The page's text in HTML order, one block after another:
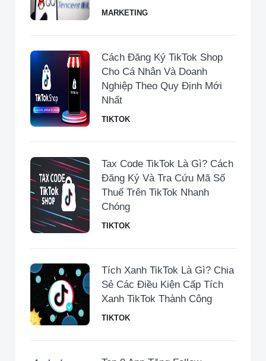
MARKETING
Cách Đăng Ký TikTok Shop
Cho Cá Nhân Và Doanh
Nghiệp Theo Quy Định Mới
Nhất
TIKTOK
Tax Code TikTok Là Gì? Cách
Đăng Ký Và Tra Cứu Mã Số
Thuế Trên TikTok Nhanh
Chóng
TIKTOK
Tích Xanh TikTok Là Gì? Chia
Sẻ Các Điều Kiện Cấp Tích
Xanh TikTok Thành Công
TIKTOK